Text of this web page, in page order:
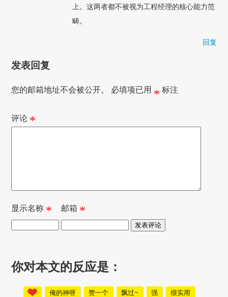
上。这两者都不被视为工程经理的核心能力范
畴。
回复
发表回复
您的邮箱地址不会被公开。 必填项已用 * 标注
评论 *
显示名称 * 邮箱 *
你对本文的反应是：
俺的神呀 赞一个 飘过~ 强 很实用